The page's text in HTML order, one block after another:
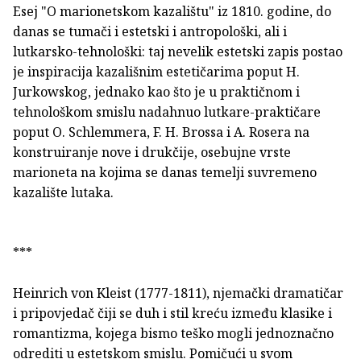
Esej "O marionetskom kazalištu" iz 1810. godine, do
danas se tumači i estetski i antropološki, ali i
lutkarsko-tehnološki: taj nevelik estetski zapis postao
je inspiracija kazališnim estetičarima poput H.
Jurkowskog, jednako kao što je u praktičnom i
tehnološkom smislu nadahnuo lutkare-praktičare
poput O. Schlemmera, F. H. Brossa i A. Rosera na
konstruiranje nove i drukčije, osebujne vrste
marioneta na kojima se danas temelji suvremeno
kazalište lutaka.
***
Heinrich von Kleist (1777-1811), njemački dramatičar
i pripovjedač čiji se duh i stil kreću između klasike i
romantizma, kojega bismo teško mogli jednoznačno
odrediti u estetskom smislu. Pomičući u svom